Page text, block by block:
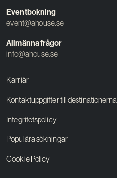
Eventbokning
event@ahouse.se
Allmänna frågor
info@ahouse.se
Karriär
Kontaktuppgifter till destinationerna
Integritetspolicy
Populära sökningar
Cookie Policy